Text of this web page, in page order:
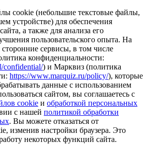
cookie (небольшие текстовые файлы,
устройстве) для обеспечения
а также для анализа его
пользовательского опыта. На
сторонние сервисы, в том числе
конфиденциальности:
confidential/) и Марквиз (политика
https://www.marquiz.ru/policy/), которые
данные с использованием
сайтом, вы соглашаетесь с
cookie и обработкой персональных
с нашей политикой обработки
. Вы можете отказаться от
изменив настройки браузера. Это
некоторых функций сайта.